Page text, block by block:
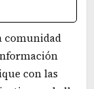
comunidad
con las